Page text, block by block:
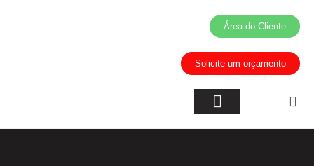
Área do Cliente
Solicite um orçamento